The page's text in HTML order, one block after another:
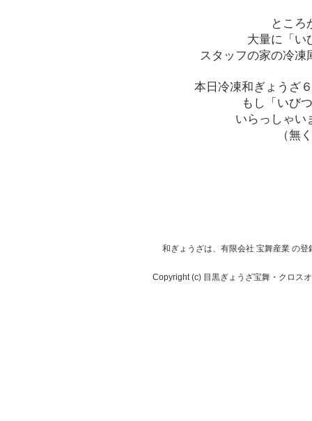
ところ
大量に「い
スタッフの家の冷凍
本日冷凍和ぎょうざ
もし「いび
いらっしゃい
（無
和 ぎょうざは、有限会社 宝舞産業 の
Copyright (c) 目黒ぎょうざ宝舞・クロス